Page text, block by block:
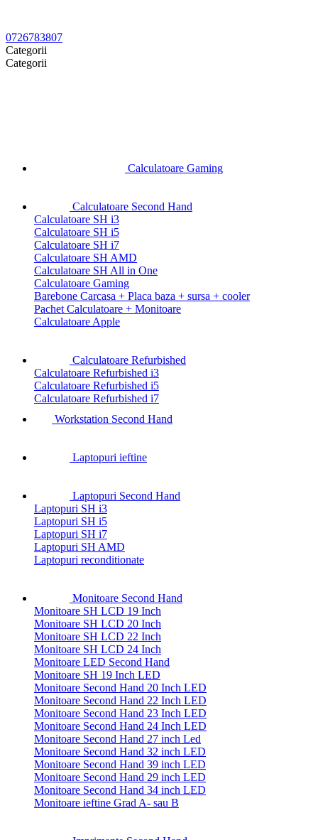
0726783807
Categorii
Categorii
Calculatoare Gaming
Calculatoare Second Hand
Calculatoare SH i3
Calculatoare SH i5
Calculatoare SH i7
Calculatoare SH AMD
Calculatoare SH All in One
Calculatoare Gaming
Barebone Carcasa + Placa baza + sursa + cooler
Pachet Calculatoare + Monitoare
Calculatoare Apple
Calculatoare Refurbished
Calculatoare Refurbished i3
Calculatoare Refurbished i5
Calculatoare Refurbished i7
Workstation Second Hand
Laptopuri ieftine
Laptopuri Second Hand
Laptopuri SH i3
Laptopuri SH i5
Laptopuri SH i7
Laptopuri SH AMD
Laptopuri reconditionate
Monitoare Second Hand
Monitoare SH LCD 19 Inch
Monitoare SH LCD 20 Inch
Monitoare SH LCD 22 Inch
Monitoare SH LCD 24 Inch
Monitoare LED Second Hand
Monitoare SH 19 Inch LED
Monitoare Second Hand 20 Inch LED
Monitoare Second Hand 22 Inch LED
Monitoare Second Hand 23 Inch LED
Monitoare Second Hand 24 Inch LED
Monitoare Second Hand 27 inch Led
Monitoare Second Hand 32 inch LED
Monitoare Second Hand 39 inch LED
Monitoare Second Hand 29 inch LED
Monitoare Second Hand 34 inch LED
Monitoare ieftine Grad A- sau B